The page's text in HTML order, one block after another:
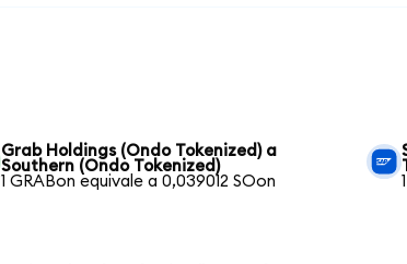
Grab Holdings (Ondo Tokenized) a
Southern (Ondo Tokenized)
1 GRABon equivale a 0,039012 SOon